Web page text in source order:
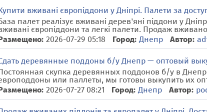
вживані європіддони у Дніпрі. Палети за
палет реалізує вживані дерев'яні піддони у
європіддони та легкі палети. Продаж
2026-07-29 05:18 Город: Днепр Автор:
деревянные поддоны б/у Днепр — оптовый
скупка деревянных поддонов б/у в
или паллеты, мы готовы выкупить их
2026-07-27 08:21 Город: Днепр Автор: